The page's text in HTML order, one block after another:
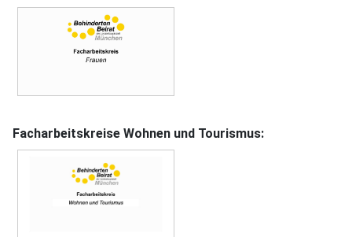
Facharbeitskreise Wohnen und Tourismus: